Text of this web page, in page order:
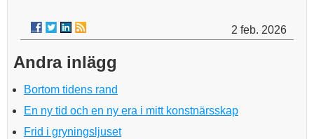
2 feb. 2026
Andra inlägg
Bortom tidens rand
En ny tid och en ny era i mitt konstnärsskap
Frid i gryningsljuset